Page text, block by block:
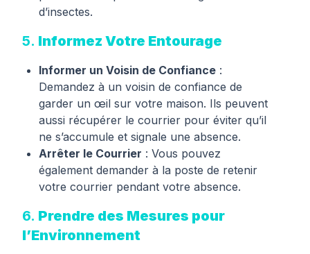
d’insectes.
5. Informez Votre Entourage
Informer un Voisin de Confiance :
Demandez à un voisin de confiance de
garder un œil sur votre maison. Ils peuvent
aussi récupérer le courrier pour éviter qu’il
ne s’accumule et signale une absence.
Arrêter le Courrier : Vous pouvez
également demander à la poste de retenir
votre courrier pendant votre absence.
6. Prendre des Mesures pour
l’Environnement